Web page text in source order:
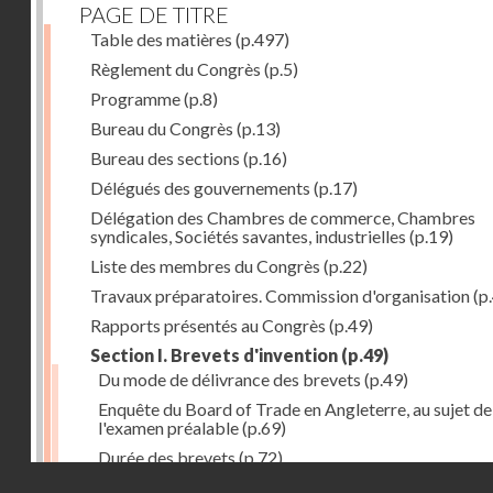
PAGE DE TITRE
Table des matières (p.497)
Règlement du Congrès (p.5)
Programme(p.8)
Bureau du Congrès (p.13)
Bureau des sections (p.16)
Délégués des gouvernements (p.17)
Délégation des Chambres de commerce, Chambres
syndicales, Sociétés savantes, industrielles (p.19)
Liste des membres du Congrès (p.22)
Travaux préparatoires. Commission d'organisation
Rapports présentés au Congrès (p.49)
Section I. Brevets d'invention (p.49)
Du mode de délivrance des brevets (p.49)
Enquête du Board of Trade en Angleterre, au sujet de
l'examen préalable(p.69)
Durée des brevets (p.72)